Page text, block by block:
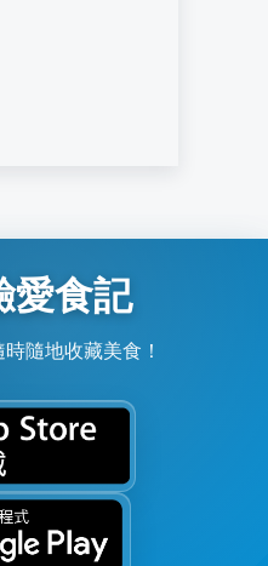
愛食記
隨地收藏美食！